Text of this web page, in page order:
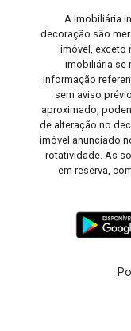
A Imobiliária
decoração são
imóvel, exceto
imobiliária se
informação
sem aviso
aproximado,
de alteração no
imóvel anunciado
rotatividade. As
em reserva,